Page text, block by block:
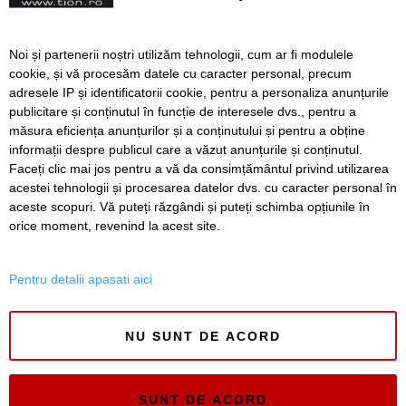
Elevii olimpici pot intra la
liceu fără Evaluarea
Națională. Ce olimpiade
sunt incluse în noua
metodologie
Înapoi Înainte
SERVICII Redactia
Folosinta Cookie-urilor
Noi și partenerii noștri utilizăm tehnologii, cum ar fi modulele
cookie, și vă procesăm datele cu caracter personal, precum
adresele IP și identificatorii cookie, pentru a personaliza anunțurile
publicitare și conținutul în funcție de interesele dvs., pentru a
măsura eficiența anunțurilor și a conținutului și pentru a obține
informații despre publicul care a văzut anunțurile și conținutul.
Faceți clic mai jos pentru a vă da consimțământul privind utilizarea
acestei tehnologii și procesarea datelor dvs. cu caracter personal în
aceste scopuri. Vă puteți răzgândi și puteți schimba opțiunile în
orice moment, revenind la acest site.
Pentru detalii apasati aici
NU SUNT DE ACORD
SUNT DE ACORD